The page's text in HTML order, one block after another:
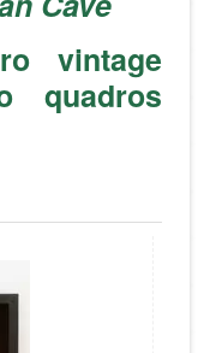
vintage
quadros